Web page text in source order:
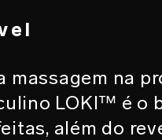
massagem na
LOKI™ é o
além do